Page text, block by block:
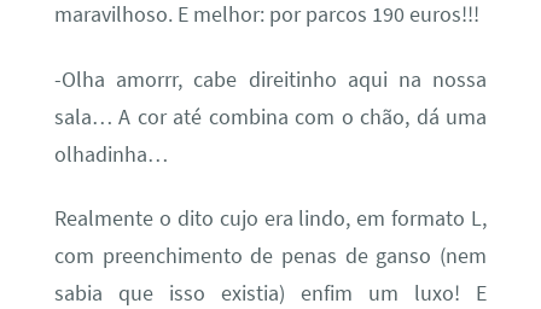
maravilhoso. E melhor: por parcos 190 euros!!!
-Olha amorrr, cabe direitinho aqui na nossa
sala… A cor até combina com o chão, dá uma
olhadinha…
Realmente o dito cujo era lindo, em formato L,
com preenchimento de penas de ganso (nem
sabia que isso existia) enfim um luxo! E